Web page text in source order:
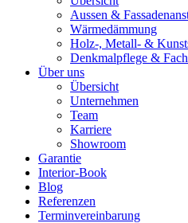
Aussen &
Wärmedämmung
Holz-, Metall- &
Denkmalpflege &
Über uns
Übersicht
Unternehmen
Team
Karriere
Showroom
Garantie
Interior-Book
Blog
Referenzen
Terminvereinbarung